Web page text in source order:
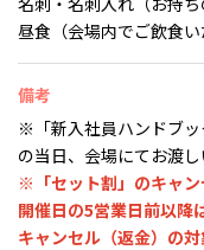
昼食（会場内でご飲食い
備考
※「新入社員ハンドブ
の当日、会場にてお渡し
※「セット割」のキャ
開催日の5営業日前以降
キャンセル（返金）の対